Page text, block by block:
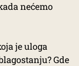
nećemo
je uloga
Gde